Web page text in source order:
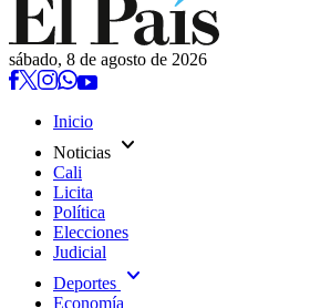
sábado, 8 de agosto de 2026
Inicio
Noticias expand_more
Cali
Licita
Política
Elecciones
Judicial
Deportes expand_more
Economía